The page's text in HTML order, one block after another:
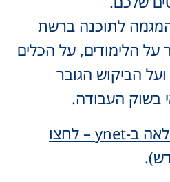
לתוכנה ברשת
הלימודים, על הכלים
הביקוש הגובר
בשוק העבודה.
לקריאת הכתבה המלאה ב-ynet – לחצו